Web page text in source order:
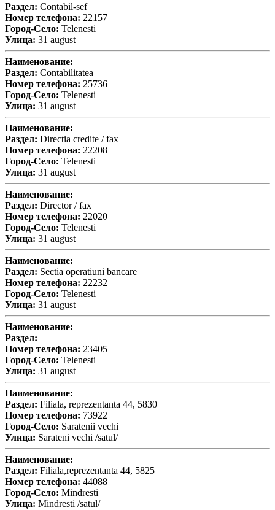
Раздел: Contabil-sef
Номер телефона: 22157
Город-Село: Telenesti
Улица: 31 august
Наименование:
Раздел: Contabilitatea
Номер телефона: 25736
Город-Село: Telenesti
Улица: 31 august
Наименование:
Раздел: Directia credite / fax
Номер телефона: 22208
Город-Село: Telenesti
Улица: 31 august
Наименование:
Раздел: Director / fax
Номер телефона: 22020
Город-Село: Telenesti
Улица: 31 august
Наименование:
Раздел: Sectia operatiuni bancare
Номер телефона: 22232
Город-Село: Telenesti
Улица: 31 august
Наименование:
Раздел:
Номер телефона: 23405
Город-Село: Telenesti
Улица: 31 august
Наименование:
Раздел: Filiala, reprezentanta 44, 5830
Номер телефона: 73922
Город-Село: Saratenii vechi
Улица: Sarateni vechi /satul/
Наименование:
Раздел: Filiala,reprezentanta 44, 5825
Номер телефона: 44088
Город-Село: Mindresti
Улица: Mindresti /satul/